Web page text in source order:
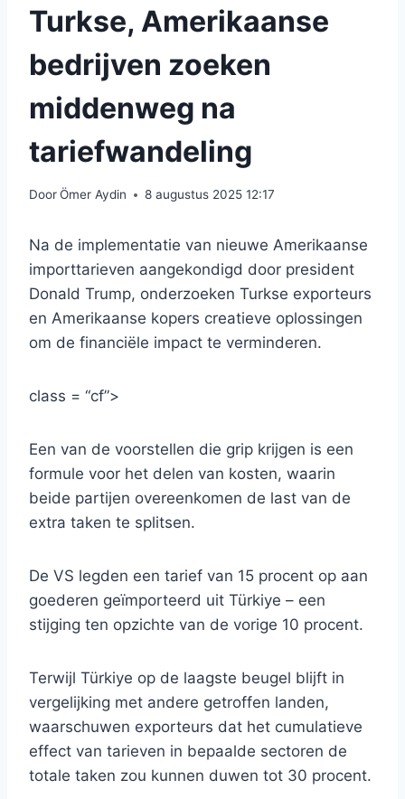
Turkse, Amerikaanse
bedrijven zoeken
middenweg na
tariefwandeling
DoorÖmer Aydin 8 augustus 2025 12:17
Na de implementatie van nieuwe Amerikaanse
importtarieven aangekondigd door president
Donald Trump, onderzoeken Turkse exporteurs
en Amerikaanse kopers creatieve oplossingen
om de financiële impact te verminderen.
class = “cf”>
Een van de voorstellen die grip krijgen is een
formule voor het delen van kosten, waarin
beide partijen overeenkomen de last van de
extra taken te splitsen.
De VS legden een tarief van 15 procent op aan
goederen geïmporteerd uit Türkiye – een
stijging ten opzichte van de vorige 10 procent.
Terwijl Türkiye op de laagste beugel blijft in
vergelijking met andere getroffen landen,
waarschuwen exporteurs dat het cumulatieve
effect van tarieven in bepaalde sectoren de
totale taken zou kunnen duwen tot 30 procent.